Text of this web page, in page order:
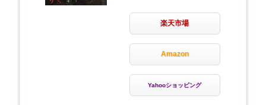
楽天市場
Amazon
Yahooショッピング